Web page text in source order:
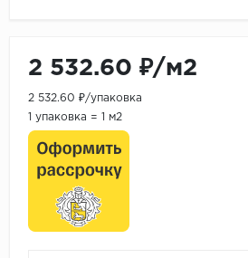
2 532.60 ₽/м2
2 532.60 ₽/упаковка
1 упаковка = 1 м2